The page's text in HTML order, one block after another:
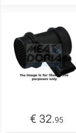
€ 32.95